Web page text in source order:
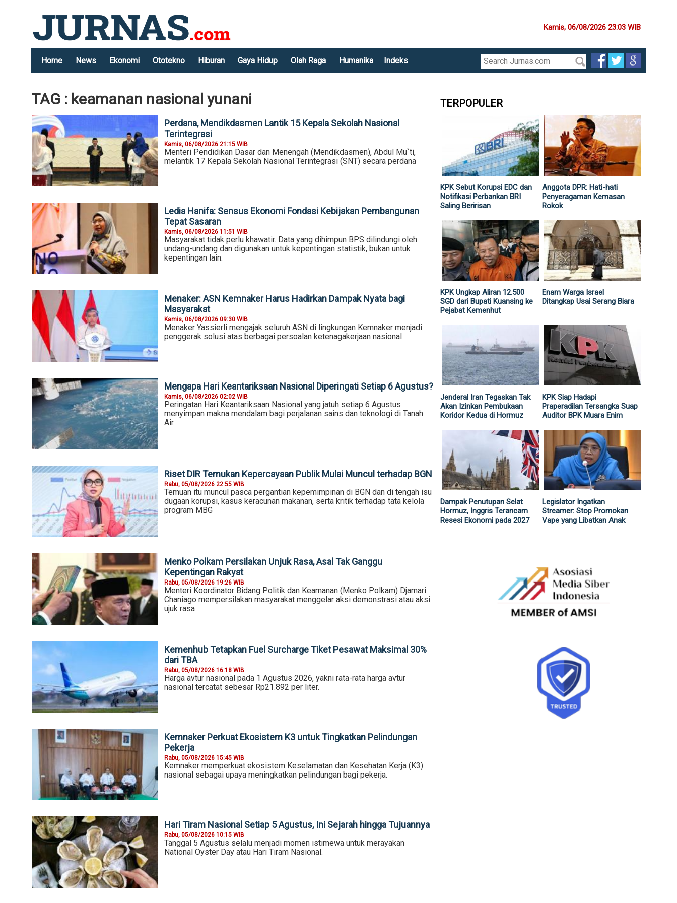
Kamis, 06/08/2026 23:03 WIB
Home News Ekonomi Ototekno Hiburan Gaya Hidup Olah Raga Humanika Indeks
TAG : keamanan nasional yunani
Perdana, Mendikdasmen Lantik 15 Kepala Sekolah Nasional
Terintegrasi
Kamis, 06/08/2026 21:15 WIB
Menteri Pendidikan Dasar dan Menengah (Mendikdasmen), Abdul Mu`ti,
melantik 17 Kepala Sekolah Nasional Terintegrasi (SNT) secara perdana
Ledia Hanifa: Sensus Ekonomi Fondasi Kebijakan Pembangunan
Tepat Sasaran
Kamis, 06/08/2026 11:51 WIB
Masyarakat tidak perlu khawatir. Data yang dihimpun BPS dilindungi oleh
undang-undang dan digunakan untuk kepentingan statistik, bukan untuk
kepentingan lain.
Menaker: ASN Kemnaker Harus Hadirkan Dampak Nyata bagi
Masyarakat
Kamis, 06/08/2026 09:30 WIB
Menaker Yassierli mengajak seluruh ASN di lingkungan Kemnaker menjadi
penggerak solusi atas berbagai persoalan ketenagakerjaan nasional
Mengapa Hari Keantariksaan Nasional Diperingati Setiap 6 Agustus?
Kamis, 06/08/2026 02:02 WIB
Peringatan Hari Keantariksaan Nasional yang jatuh setiap 6 Agustus
menyimpan makna mendalam bagi perjalanan sains dan teknologi di Tanah
Air.
Riset DIR Temukan Kepercayaan Publik Mulai Muncul terhadap BGN
Rabu, 05/08/2026 22:55 WIB
Temuan itu muncul pasca pergantian kepemimpinan di BGN dan di tengah isu
dugaan korupsi, kasus keracunan makanan, serta kritik terhadap tata kelola
program MBG
Menko Polkam Persilakan Unjuk Rasa, Asal Tak Ganggu
Kepentingan Rakyat
Rabu, 05/08/2026 19:26 WIB
Menteri Koordinator Bidang Politik dan Keamanan (Menko Polkam) Djamari
Chaniago mempersilakan masyarakat menggelar aksi demonstrasi atau aksi
ujuk rasa
Kemenhub Tetapkan Fuel Surcharge Tiket Pesawat Maksimal 30%
dari TBA
Rabu, 05/08/2026 16:18 WIB
Harga avtur nasional pada 1 Agustus 2026, yakni rata-rata harga avtur
nasional tercatat sebesar Rp21.892 per liter.
Kemnaker Perkuat Ekosistem K3 untuk Tingkatkan Pelindungan
Pekerja
Rabu, 05/08/2026 15:45 WIB
Kemnaker memperkuat ekosistem Keselamatan dan Kesehatan Kerja (K3)
nasional sebagai upaya meningkatkan pelindungan bagi pekerja.
Hari Tiram Nasional Setiap 5 Agustus, Ini Sejarah hingga Tujuannya
Rabu, 05/08/2026 10:15 WIB
Tanggal 5 Agustus selalu menjadi momen istimewa untuk merayakan
National Oyster Day atau Hari Tiram Nasional.
TERPOPULER
KPK Sebut Korupsi EDC dan
Notifikasi Perbankan BRI
Saling Beririsan
Anggota DPR: Hati-hati
Penyeragaman Kemasan
Rokok
KPK Ungkap Aliran 12.500
SGD dari Bupati Kuansing ke
Pejabat Kemenhut
Enam Warga Israel
Ditangkap Usai Serang Biara
Jenderal Iran Tegaskan Tak
Akan Izinkan Pembukaan
Koridor Kedua di Hormuz
KPK Siap Hadapi
Praperadilan Tersangka Suap
Auditor BPK Muara Enim
Dampak Penutupan Selat
Hormuz, Inggris Terancam
Resesi Ekonomi pada 2027
Legislator Ingatkan
Streamer: Stop Promokan
Vape yang Libatkan Anak